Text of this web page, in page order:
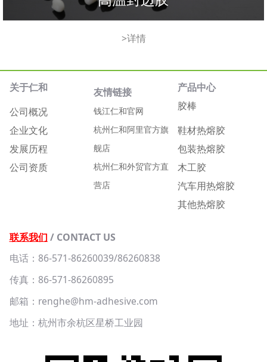
>详情
关于仁和
公司概况
企业文化
发展历程
公司资质
友情链接
钱江仁和官网
杭州仁和阿里官方旗
舰店
杭州仁和外贸官方直
营店
产品中心
胶棒
鞋材热熔胶
包装热熔胶
木工胶
汽车用热熔胶
其他热熔胶
联系我们 / CONTACT US
电话：86-571-86260039/86260838
传真：86-571-86260895
邮箱：renghe@hm-adhesive.com
地址：杭州市余杭区星桥工业园